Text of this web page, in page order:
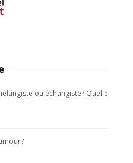
ou échangiste? Quelle